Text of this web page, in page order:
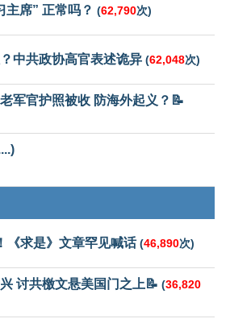
主席” 正常吗？ (62,790次)
中共政协高官表述诡异 (62,048次)
军官护照被收 防海外起义？📝
《求是》文章罕见喊话(46,890次)
讨共檄文悬美国门之上📝 (36,820